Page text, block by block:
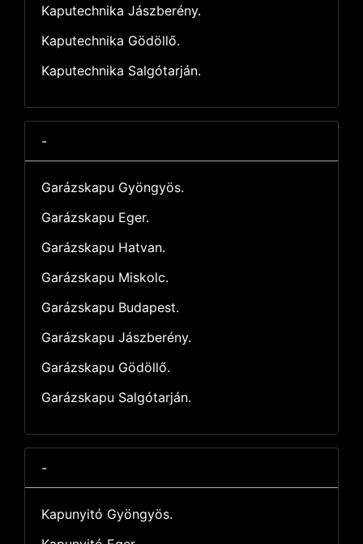
Kaputechnika Jászberény.
Kaputechnika Gödöllő.
Kaputechnika Salgótarján.
-
Garázskapu Gyöngyös.
Garázskapu Eger.
Garázskapu Hatvan.
Garázskapu Miskolc.
Garázskapu Budapest.
Garázskapu Jászberény.
Garázskapu Gödöllő.
Garázskapu Salgótarján.
-
Kapunyitó Gyöngyös.